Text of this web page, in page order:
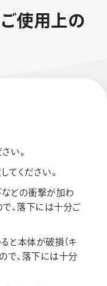
ご使用 上の
い。
てください。
どの衝撃が加わ
で、落下には十分ご
と本体が破損（キ
で、落下には十分